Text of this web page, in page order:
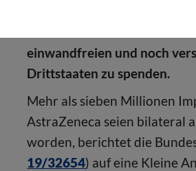
Die Bundesregierung
einwandfreien und noch
Drittstaaten zu spenden.
Mehr als sieben Millionen
AstraZeneca seien bilateral
worden, berichtet die
19/32654) auf eine Kleine